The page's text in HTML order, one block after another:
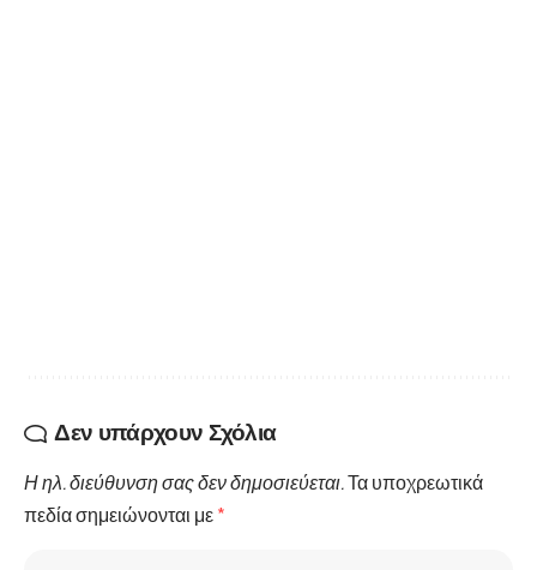
Δεν υπάρχουν Σχόλια
Η ηλ. διεύθυνση σας δεν δημοσιεύεται.Τα υποχρεωτικά
πεδία σημειώνονται με *